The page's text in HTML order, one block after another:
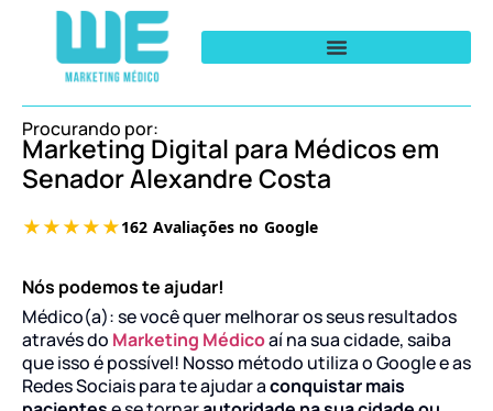
Procurando por:
Marketing Digital para Médicos em
Senador Alexandre Costa
Nós podemos te ajudar!
Médico(a): se você quer melhorar os seus resultados
através do Marketing Médicoaí na sua cidade, saiba
que isso é possível! Nosso método utiliza o Google e as
Redes Sociais para te ajudar aconquistar mais